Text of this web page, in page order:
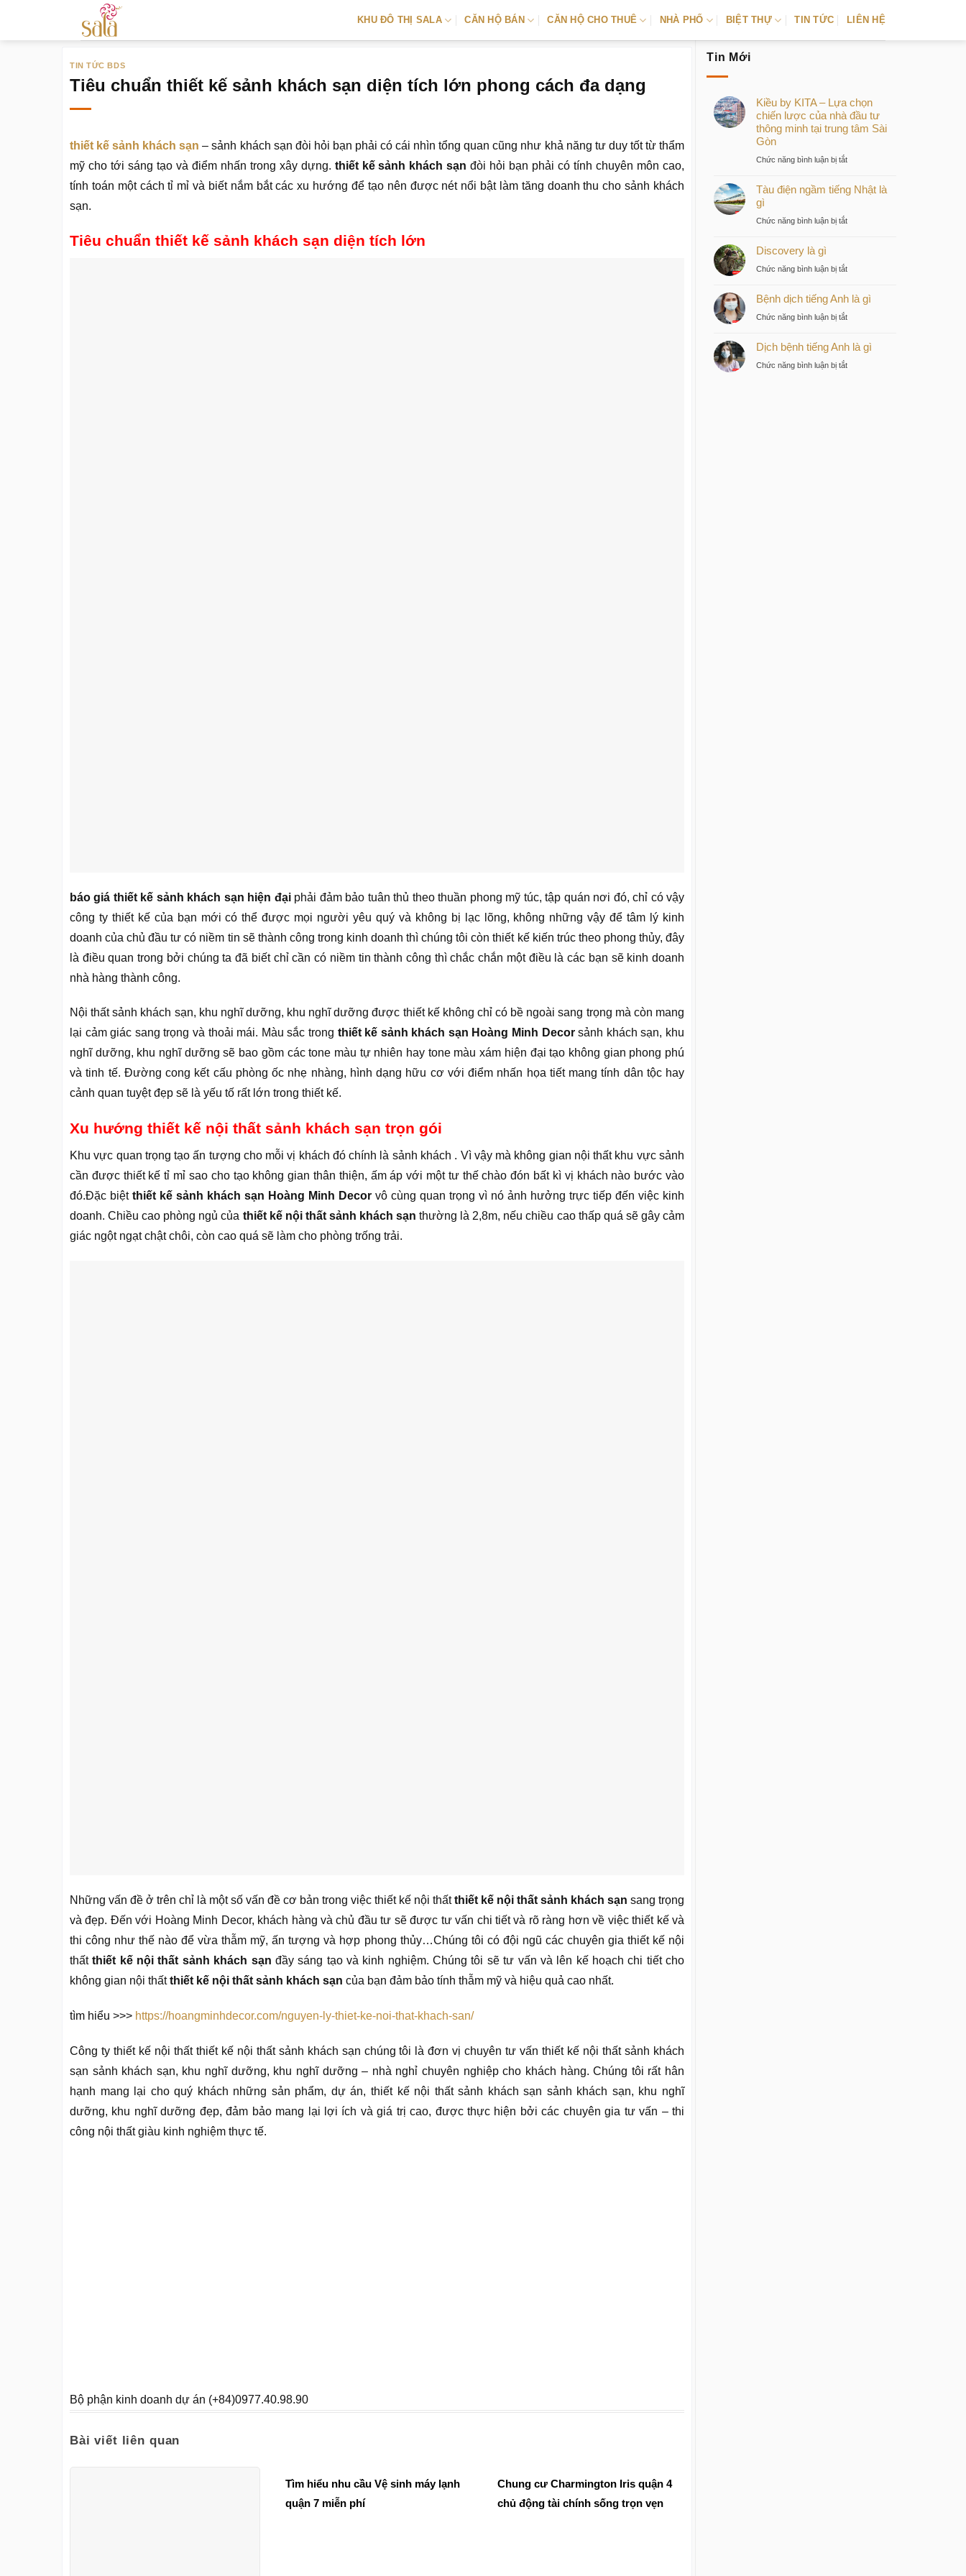
KHU ĐÔ THỊ SALA CĂN HỘ BÁN CĂN HỘ CHO THUÊ NHÀ PHỐ BIỆT THỰ TIN TỨC LIÊN HỆ
TIN TỨC BDS
Tiêu chuẩn thiết kế sảnh khách sạn diện tích lớn phong cách đa dạng
thiết kế sảnh khách sạn – sảnh khách sạn đòi hỏi bạn phải có cái nhìn tổng quan cũng như khả năng tư duy tốt từ thẩm
mỹ cho tới sáng tạo và điểm nhấn trong xây dựng. thiết kế sảnh khách sạn đòi hỏi bạn phải có tính chuyên môn cao,
tính toán một cách tỉ mỉ và biết nắm bắt các xu hướng để tạo nên được nét nổi bật làm tăng doanh thu cho sảnh khách
sạn.
Tiêu chuẩn thiết kế sảnh khách sạn diện tích lớn
báo giá thiết kế sảnh khách sạn hiện đạiphải đảm bảo tuân thủ theo thuần phong mỹ túc, tập quán nơi đó, chỉ có vậy
công ty thiết kế của bạn mới có thể được mọi người yêu quý và không bị lạc lõng, không những vậy để tâm lý kinh
doanh của chủ đầu tư có niềm tin sẽ thành công trong kinh doanh thì chúng tôi còn thiết kế kiến trúc theo phong thủy, đây
là điều quan trong bởi chúng ta đã biết chỉ cần có niềm tin thành công thì chắc chắn một điều là các bạn sẽ kinh doanh
nhà hàng thành công.
Nội thất sảnh khách sạn, khu nghĩ dưỡng, khu nghĩ dưỡng được thiết kế không chỉ có bề ngoài sang trọng mà còn mang
lại cảm giác sang trọng và thoải mái. Màu sắc trong thiết kế sảnh khách sạn Hoàng Minh Decorsảnh khách sạn, khu
nghĩ dưỡng, khu nghĩ dưỡng sẽ bao gồm các tone màu tự nhiên hay tone màu xám hiện đại tạo không gian phong phú
và tinh tế. Đường cong kết cấu phòng ốc nhẹ nhàng, hình dạng hữu cơ với điểm nhấn họa tiết mang tính dân tộc hay
cảnh quan tuyệt đẹp sẽ là yếu tố rất lớn trong thiết kế.
Xu hướng thiết kế nội thất sảnh khách sạn trọn gói
Khu vực quan trọng tạo ấn tượng cho mỗi vị khách đó chính là sảnh khách . Vì vậy mà không gian nội thất khu vực sảnh
cần được thiết kế tỉ mỉ sao cho tạo không gian thân thiện, ấm áp với một tư thế chào đón bất kì vị khách nào bước vào
đó.Đặc biệt thiết kế sảnh khách sạn Hoàng Minh Decor vô cùng quan trọng vì nó ảnh hưởng trực tiếp đến việc kinh
doanh. Chiều cao phòng ngủ của thiết kế nội thất sảnh khách sạn thường là 2,8m, nếu chiều cao thấp quá sẽ gây cảm
giác ngột ngạt chật chôi, còn cao quá sẽ làm cho phòng trống trải.
Những vấn đề ở trên chỉ là một số vấn đề cơ bản trong việc thiết kế nội thấtthiết kế nội thất sảnh khách sạn sang trọng
và đẹp. Đến với Hoàng Minh Decor, khách hàng và chủ đầu tư sẽ được tư vấn chi tiết và rõ ràng hơn về việc thiết kế và
thi công như thế nào để vừa thẫm mỹ, ấn tượng và hợp phong thủy…Chúng tôi có đội ngũ các chuyên gia thiết kế nội
thấtthiết kế nội thất sảnh khách sạn đầy sáng tạo và kinh nghiệm. Chúng tôi sẽ tư vấn và lên kế hoạch chi tiết cho
không gian nội thấtthiết kế nội thất sảnh khách sạn của bạn đảm bảo tính thẫm mỹ và hiệu quả cao nhất.
tìm hiểu >>> https://hoangminhdecor.com/nguyen-ly-thiet-ke-noi-that-khach-san/
Công ty thiết kế nội thất thiết kế nội thất sảnh khách sạn chúng tôi là đơn vị chuyên tư vấn thiết kế nội thất sảnh khách
sạn sảnh khách sạn, khu nghĩ dưỡng, khu nghĩ dưỡng – nhà nghỉ chuyên nghiệp cho khách hàng. Chúng tôi rất hân
hạnh mang lại cho quý khách những sản phẩm, dự án, thiết kế nội thất sảnh khách sạn sảnh khách sạn, khu nghĩ
dưỡng, khu nghĩ dưỡng đẹp, đảm bảo mang lại lợi ích và giá trị cao, được thực hiện bởi các chuyên gia tư vấn – thi
công nội thất giàu kinh nghiệm thực tế.
Bộ phận kinh doanh dự án (+84)0977.40.98.90
Bài viết liên quan
Tìm hiểu nhu cầu Vệ sinh máy lạnh
quận 7 miễn phí
Chung cư Charmington Iris quận 4
chủ động tài chính sống trọn vẹn
Tin Mới
Kiều by KITA – Lựa chọn
chiến lược của nhà đầu tư
thông minh tại trung tâm Sài
Gòn
Chức năng bình luận bị tắtở
by
lược
nhà
đầu
thông
Tàu điện ngầm tiếng Nhật là
gì
Chức năng bình luận bị tắtở
gì
Discovery là gì
Chức năng bình luận bị tắtở
là
Bệnh dịch tiếng Anh là gì
Chức năng bình luận bị tắtở
dịch
Dịch bệnh tiếng Anh là gì
Chức năng bình luận bị tắtở